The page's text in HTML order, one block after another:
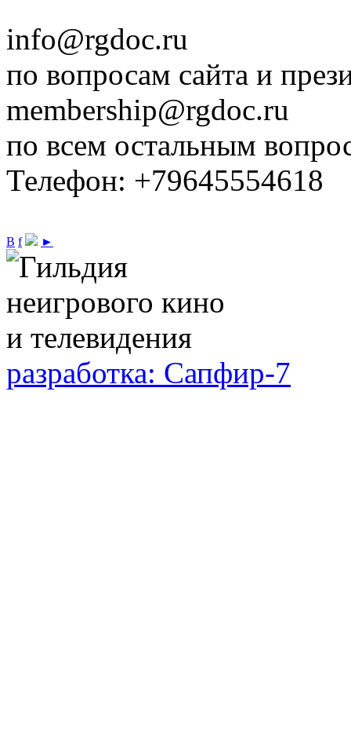
info@rgdoc.ru
по вопросам сайта и
membership@rgdoc.ru
по всем остальным
Телефон: +79645554618
В f ►
разработка: Сапфир-7